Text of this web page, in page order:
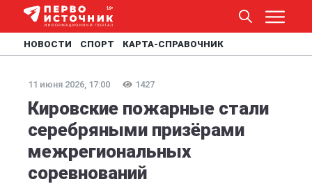
НОВОСТИ СПОРТ КАРТА-СПРАВОЧНИК
11 июня 2026, 17:00 1427
Кировские пожарные стали
серебряными призёрами
межрегиональных
соревнований